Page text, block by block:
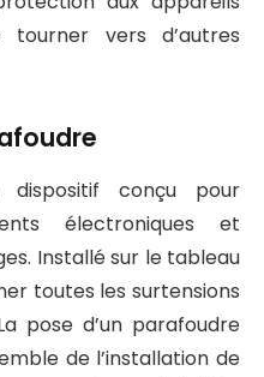
vers d’autres
conçu pour
électroniques et
Installé sur le tableau
toutes les surtensions
pose d’un parafoudre
de l’installation de